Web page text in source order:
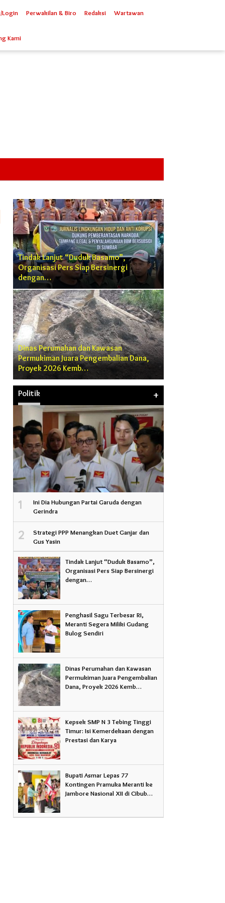
Login Perwakilan & Biro Redaksi Wartawan
Kami
Tindak Lanjut “Duduk Basamo”,
Organisasi Pers Siap Bersinergi
dengan…
Dinas Perumahan dan Kawasan
Permukiman Juara Pengembalian Dana,
Proyek 2026 Kemb…
Politik +
1
Ini Dia Hubungan Partai Garuda dengan
Gerindra
2
Strategi PPP Menangkan Duet Ganjar dan
Gus Yasin
Tindak Lanjut “Duduk Basamo”,
Organisasi Pers Siap Bersinergi
dengan…
Penghasil Sagu Terbesar RI,
Meranti Segera Miliki Gudang
Bulog Sendiri
Dinas Perumahan dan Kawasan
Permukiman Juara Pengembalian
Dana, Proyek 2026 Kemb…
Kepsek SMP N 3 Tebing Tinggi
Timur: Isi Kemerdekaan dengan
Prestasi dan Karya
Bupati Asmar Lepas 77
Kontingen Pramuka Meranti ke
Jambore Nasional XII di Cibub…